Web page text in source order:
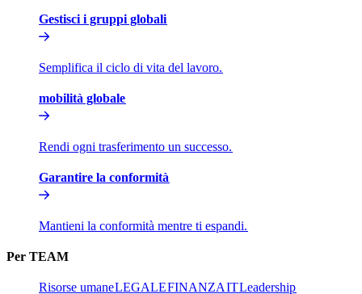
Gestisci i gruppi globali​​
Semplifica il ciclo di vita del lavoro.​​
mobilità globale​​
Rendi ogni trasferimento un successo.​​
Garantire la conformità​​
Mantieni la conformità mentre ti espandi.​​
Per TEAM​​
Risorse umane​​LEGALE​​FINANZA​​IT​​Leadership​​